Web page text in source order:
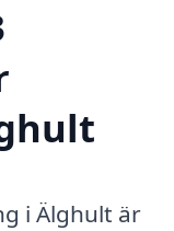
i Älghult är